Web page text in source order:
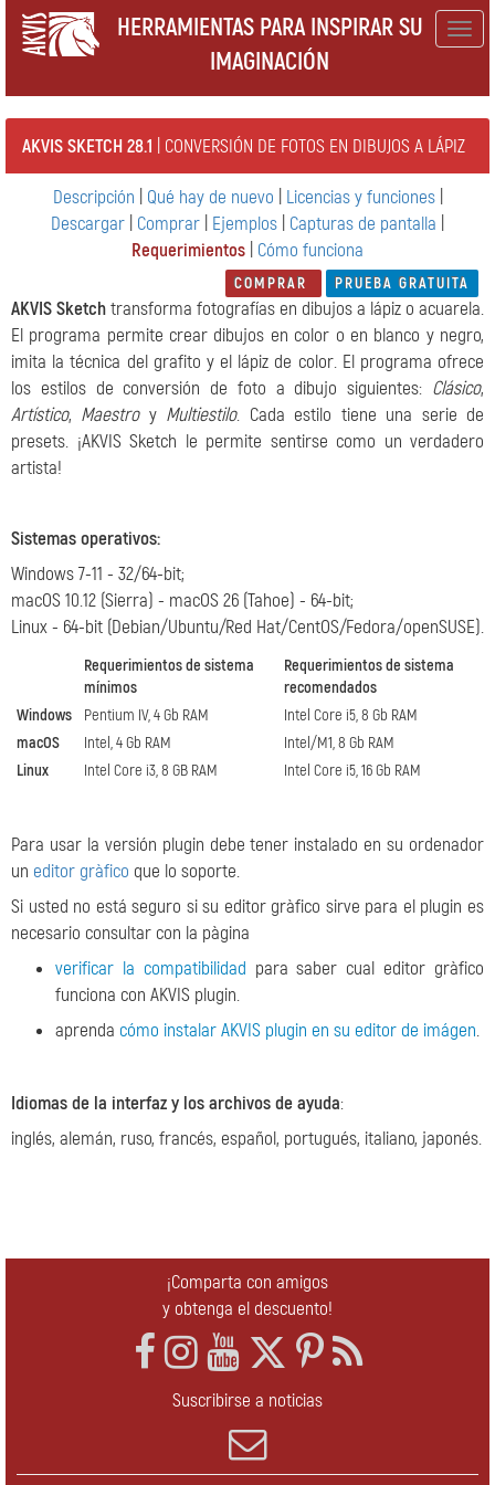
HERRAMIENTAS PARA INSPIRAR SU
IMAGINACIÓN
AKVIS SKETCH 28.1 | CONVERSIÓN DE FOTOS EN DIBUJOS A LÁPIZ
Descripción Qué hay de nuevo Licencias y funciones|
Descargar Comprar Ejemplos Capturas de pantalla
Requerimientos Cómo funciona
COMPRAR PRUEBA GRATUITA
AKVIS Sketchtransforma fotografías en dibujos a lápiz o acuarela.
El programa permite crear dibujos en color o en blanco y negro,
imita la técnica del grafito y el lápiz de color. El programa ofrece
los estilos de conversión de foto a dibujo siguientes: Clásico,
Artístico, Maestroy Multiestilo. Cada estilo tiene una serie de
presets. ¡AKVIS Sketch le permite sentirse como un verdadero
artista!
Sistemas operativos:
Windows 7-11 - 32/64-bit;
macOS 10.12 (Sierra) - macOS 26 (Tahoe) - 64-bit;
Linux - 64-bit (Debian/Ubuntu/Red Hat/CentOS/Fedora/openSUSE).
Requerimientos de sistema
mínimos
Requerimientos de sistema
recomendados
Windows
Pentium IV, 4 Gb RAM
Intel Core i5, 8 Gb RAM
macOS
Intel, 4 Gb RAM
Intel/M1, 8 Gb RAM
Linux
Intel Core i3, 8 GB RAM Intel Core i5, 16 Gb RAM
Para usar la versión plugin debe tener instalado en su ordenador
un editor gràfico que lo soporte.
Si usted no está seguro si su editor gràfico sirve para el plugin es
necesario consultar con la pàgina
verificar la compatibilidad para saber cual editor gràfico
funciona con AKVIS plugin.
aprenda cómo instalar AKVIS plugin en su editor de imágen.
Idiomas de la interfaz y los archivos de ayuda:
inglés, alemán, ruso, francés, español, portugués, italiano, japonés.
¡Comparta con amigos
y obtenga el descuento!
Suscribirse a noticias